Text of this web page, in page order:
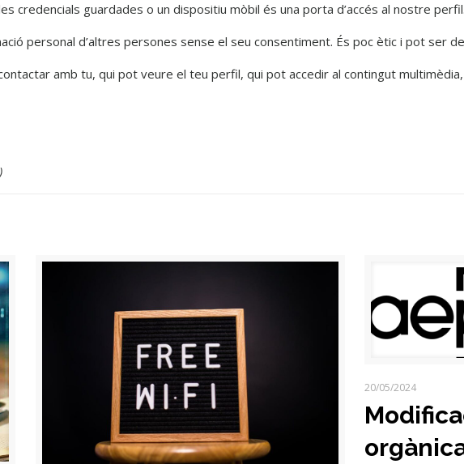
credencials guardades o un dispositiu mòbil és una porta d’accés al nostre perfil.
personal d’altres persones sense el seu consentiment. És poc ètic i pot ser
amb tu, qui pot veure el teu perfil, qui pot accedir al contingut
20/05/2024